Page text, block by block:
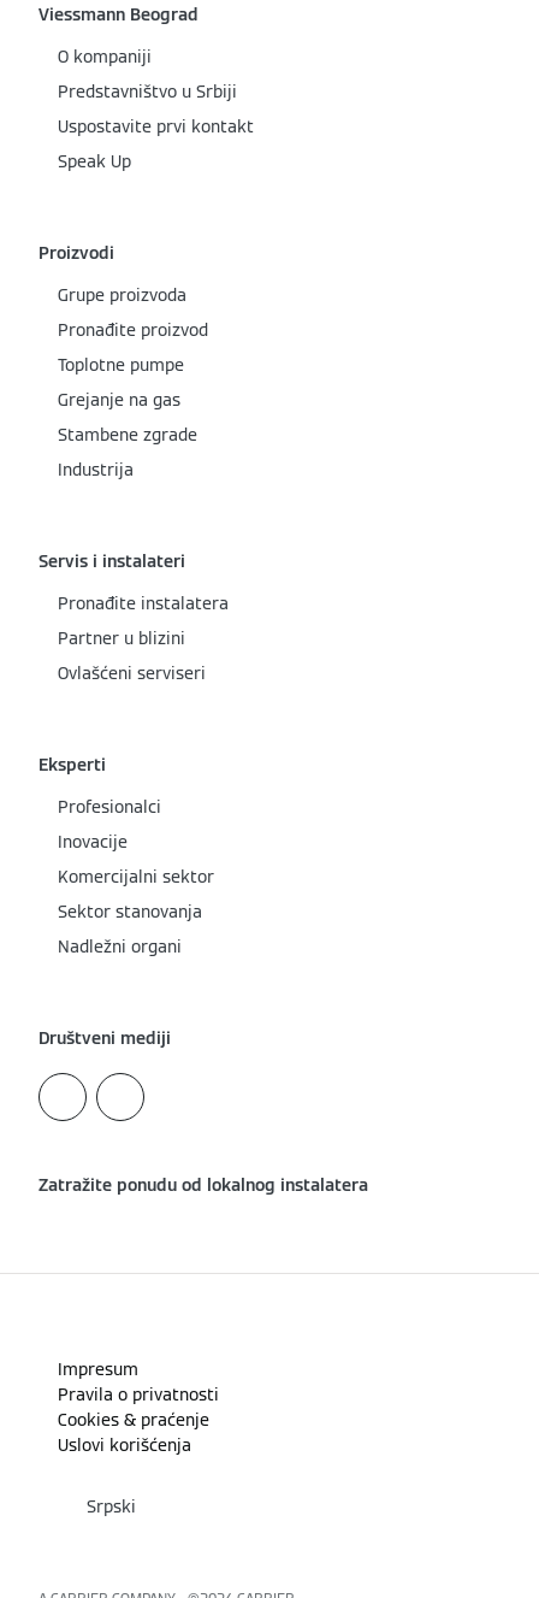
Viessmann Beograd
O kompaniji
Predstavništvo u Srbiji
Uspostavite prvi kontakt
Speak Up
Proizvodi
Grupe proizvoda
Pronađite proizvod
Toplotne pumpe
Grejanje na gas
Stambene zgrade
Industrija
Servis i instalateri
Pronađite instalatera
Partner u blizini
Ovlašćeni serviseri
Eksperti
Profesionalci
Inovacije
Komercijalni sektor
Sektor stanovanja
Nadležni organi
Društveni mediji
Zatražite ponudu od lokalnog instalatera
Impresum
Pravila o privatnosti
Cookies & praćenje
Uslovi korišćenja
Srpski